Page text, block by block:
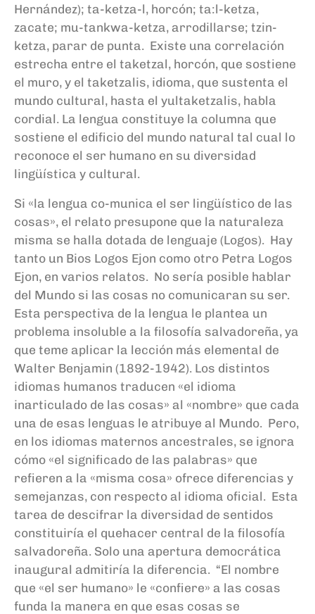
Hernández); ta-ketza-l, horcón; ta:l-ketza,
zacate; mu-tankwa-ketza, arrodillarse; tzin-
ketza, parar de punta. Existe una correlación
estrecha entre el taketzal, horcón, que sostiene
el muro, y el taketzalis, idioma, que sustenta el
mundo cultural, hasta el yultaketzalis, habla
cordial. La lengua constituye la columna que
sostiene el edificio del mundo natural tal cual lo
reconoce el ser humano en su diversidad
lingüística y cultural.
Si «la lengua co-munica el ser lingüístico de las
cosas», el relato presupone que la naturaleza
misma se halla dotada de lenguaje (Logos). Hay
tanto un Bios Logos Ejon como otro Petra Logos
Ejon, en varios relatos. No sería posible hablar
del Mundo si las cosas no comunicaran su ser.
Esta perspectiva de la lengua le plantea un
problema insoluble a la filosofía salvadoreña, ya
que teme aplicar la lección más elemental de
Walter Benjamin (1892-1942). Los distintos
idiomas humanos traducen «el idioma
inarticulado de las cosas» al «nombre» que cada
una de esas lenguas le atribuye al Mundo. Pero,
en los idiomas maternos ancestrales, se ignora
cómo «el significado de las palabras» que
refieren a la «misma cosa» ofrece diferencias y
semejanzas, con respecto al idioma oficial. Esta
tarea de descifrar la diversidad de sentidos
constituiría el quehacer central de la filosofía
salvadoreña. Solo una apertura democrática
inaugural admitiría la diferencia. “El nombre
que «el ser humano» le «confiere» a las cosas
funda la manera en que esas cosas se